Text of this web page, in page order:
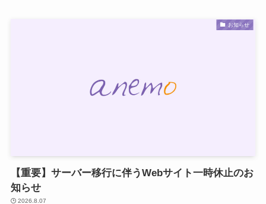
お知らせ
【重要】サーバー移行に伴うWebサイト一時休止のお
知らせ
2026.8.07